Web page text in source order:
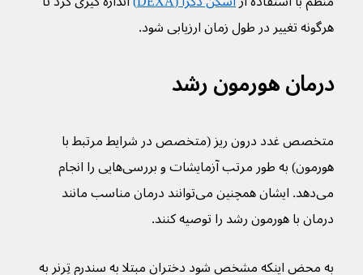
هرگونه تغییر در طول زمان ارزیابی شود.
درمان هورمون رشد
متخصص غدد درون ریز (متخصص در شرایط مرتبط با
هورمون) به طور مرتب آزمایشات و بررسی‌هایی را انجام
می‌دهد. ایشان همچنین می‌توانند درمان مناسب مانند
درمان با هورمون رشد را توصیه کنند.
به محض اینکه مشخص شود دختران مبتلا به سندرم تِرنر به